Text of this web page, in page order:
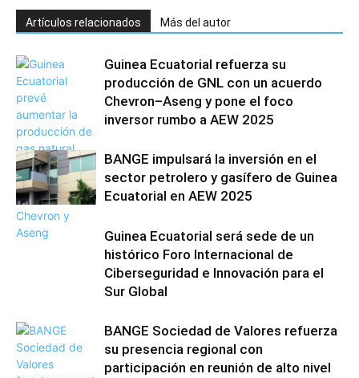
Artículos relacionados Más del autor
Guinea Ecuatorial refuerza su
producción de GNL con un acuerdo
Chevron–Aseng y pone el foco
inversor rumbo a AEW 2025
BANGE impulsará la inversión en el
sector petrolero y gasífero de Guinea
Ecuatorial en AEW 2025
Guinea Ecuatorial será sede de un
histórico Foro Internacional de
Ciberseguridad e Innovación para el
Sur Global
BANGE Sociedad de Valores refuerza
su presencia regional con
participación en reunión de alto nivel